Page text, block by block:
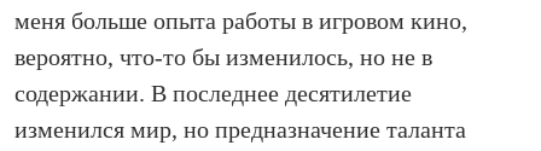
меня больше опыта работы в игровом кино,
вероятно, что‑то бы изменилось, но не в
содержании. В последнее десятилетие
изменился мир, но предназначение таланта